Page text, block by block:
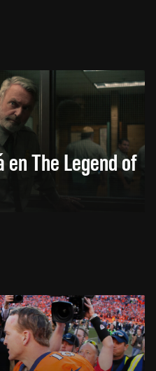
The Legend of